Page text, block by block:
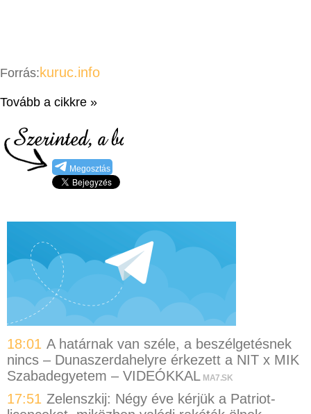
Forrás: kuruc.info
Tovább a cikkre »
Megosztás
18:01 A határnak van széle, a beszélgetésnek
nincs – Dunaszerdahelyre érkezett a NIT x MIK
Szabadegyetem – VIDEÓKKAL MA7.SK
17:51 Zelenszkij: Négy éve kérjük a Patriot-